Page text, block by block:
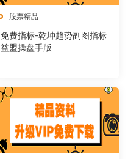
股票精品
免费指标-乾坤趋势副图指标
益盟操盘手版